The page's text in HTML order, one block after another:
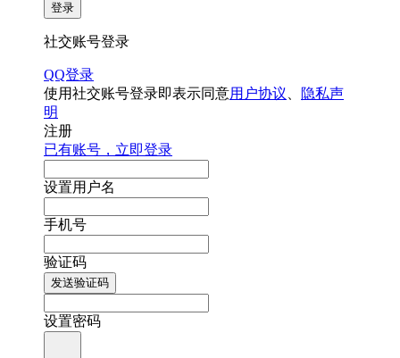
登录
社交账号登录
QQ登录
使用社交账号登录即表示同意用户协议
隐私声
明
注册
已有账号，立即登录
设置用户名
手机号
验证码
发送验证码
设置密码